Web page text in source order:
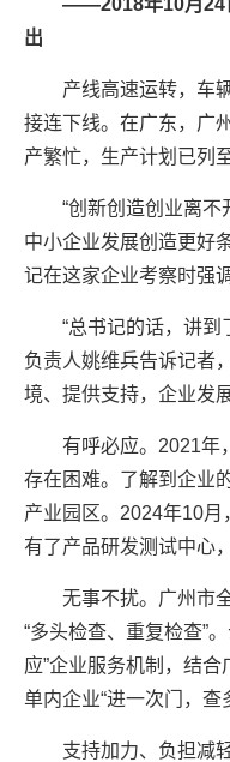
——2018年10月24日
出
产线高速运转，车辆
接连下线。在广东，广
产繁忙，生产计划已列
“创新创造创业离不
中小企业发展创造更好
记在这家企业考察时强调
“总书记的话，讲到
负责人姚维兵告诉记者
境、提供支持，企业发
有呼必应。2021年，
存在困难。了解到企业
产业园区。2024年10月
有了产品研发测试中心
无事不扰。广州市全
“多头检查、重复检查”
应”企业服务机制，结
单内企业“进一次门，查
支持加力、负担减轻